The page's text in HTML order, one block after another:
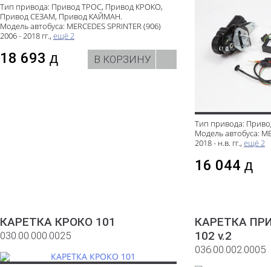
Тип привода: Привод ТРОС, Привод КРОКО,
Привод СЕЗАМ, Привод КАЙМАН.
Модель автобуса: MERCEDES SPRINTER (906)
2006 - 2018 гг., ещё 2
18 693 д В КОРЗИНУ
Тип привода:
Модель автобуса:
2018 - н.в. гг., ещё 2
16 044 д
КАРЕТКА КРОКО 101
030.00.000.0025
КАРЕТКА
102 v.2
036.00.002.0005